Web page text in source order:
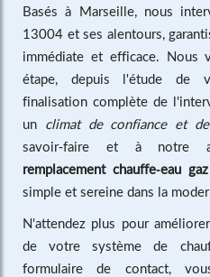
Basés à Marseille, nous
13004 et ses alentours,
immédiate et efficace. Nous
étape, depuis l'étude de
finalisation complète de
un climat de confiance et de
savoir-faire et à notre
remplacement chauffe-eau
simple et sereine dans la
N'attendez plus pour
de votre système de
formulaire de contact,